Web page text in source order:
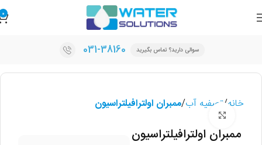
0
سوالی دارید؟ تماس بگیرید 031-38160
خانه تصفیه آب ممبران اولترافیلتراسیون
ممبران اولترافیلتراسیون